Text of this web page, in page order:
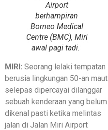
Airport
berhampiran
Borneo Medical
Centre (BMC), Miri
awal pagi tadi.
MIRI: Seorang lelaki tempatan
berusia lingkungan 50-an maut
selepas dipercayai dilanggar
sebuah kenderaan yang belum
dikenal pasti ketika melintas
jalan di Jalan Miri Airport